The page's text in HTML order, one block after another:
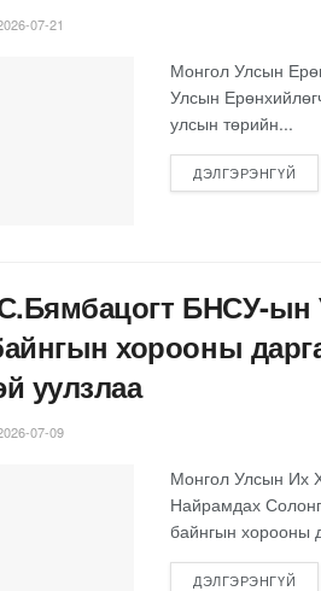
07-21
Монгол Улсын
Улсын
улсын төрийн...
ДЭЛГЭРЭНГҮЙ
БНСУ-ын
хорооны
уулзлаа
07-09
Монгол Улсын Их
Найрамдах
байнгын хорооны
ДЭЛГЭРЭНГҮЙ